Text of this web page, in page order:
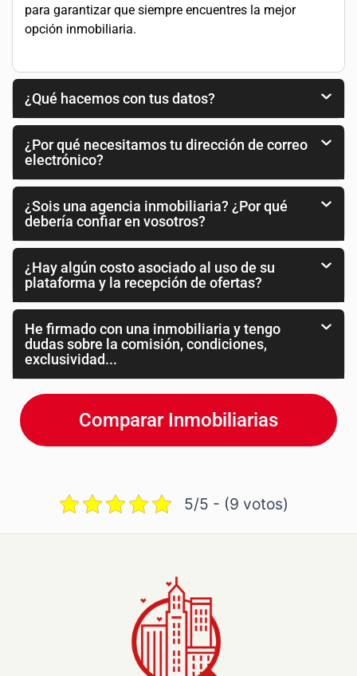
para garantizar que siempre encuentres la mejor
opción inmobiliaria.
¿Qué hacemos con tus datos?
¿Por qué necesitamos tu dirección de correo
electrónico?
¿Sois una agencia inmobiliaria? ¿Por qué
debería confiar en vosotros?
¿Hay algún costo asociado al uso de su
plataforma y la recepción de ofertas?
He firmado con una inmobiliaria y tengo
dudas sobre la comisión, condiciones,
exclusividad...
Comparar Inmobiliarias
5/5 - (9 votos)